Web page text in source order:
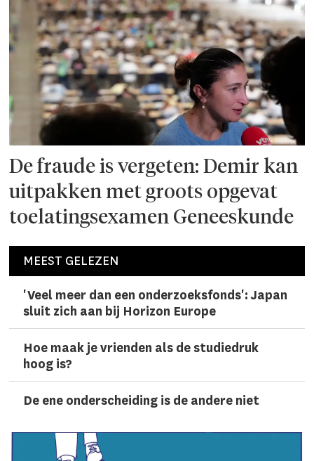
De fraude is vergeten: Demir kan
uitpakken met groots opgevat
toelatingsexamen Geneeskunde
MEEST GELEZEN
'Veel meer dan een onderzoeks­fonds': Japan
sluit zich aan bij Horizon Europe
Hoe maak je vrienden als de studiedruk
hoog is?
De ene onderscheiding is de andere niet